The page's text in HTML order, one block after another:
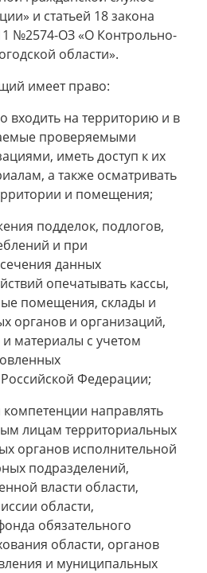
и статьей 18 закона
№2574-ОЗ «О Контрольно-
области».
имеет право:
входить на территорию и в
проверяемыми
иметь доступ к их
а также осматривать
и помещения;
подделок, подлогов,
и при
данных
опечатывать кассы,
помещения, склады и
органов и организаций,
материалы с учетом
Федерации;
направлять
лицам территориальных
органов исполнительной
подразделений,
власти области,
области,
обязательного
области, органов
и муниципальных